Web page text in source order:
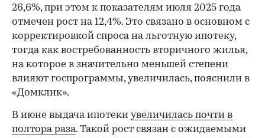
26,6%, при этом к показателям июля 2025 года
отмечен рост на 12,4%. Это связано в основном с
корректировкой спроса на льготную ипотеку,
тогда как востребованность вторичного жилья,
на которое в значительно меньшей степени
влияют госпрограммы, увеличилась, пояснили в
«Домклик».
В июне выдача ипотеки увеличилась почти в
полтора раза. Такой рост связан с ожидаемыми